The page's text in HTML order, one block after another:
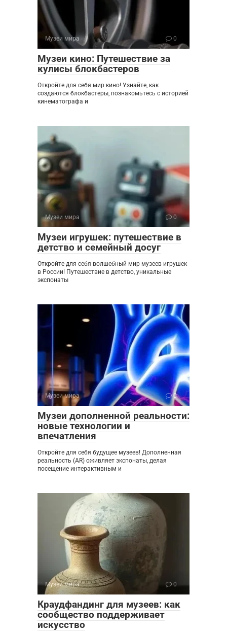
Музеи мира 0
Музеи кино: Путешествие за
кулисы блокбастеров
Откройте для себя мир кино! Узнайте, как
создаются блокбастеры, познакомьтесь с историей
кинематографа и
Музеи мира 0
Музеи игрушек: путешествие в
детство и семейный досуг
Откройте для себя волшебный мир музеев игрушек
в России! Путешествие в детство, уникальные
экспонаты
Музеи мира 0
Музеи дополненной реальности:
новые технологии и
впечатления
Откройте для себя будущее музеев! Дополненная
реальность (AR) оживляет экспонаты, делая
посещение интерактивным и
Музеи мира 0
Краудфандинг для музеев: как
сообщество поддерживает
искусство